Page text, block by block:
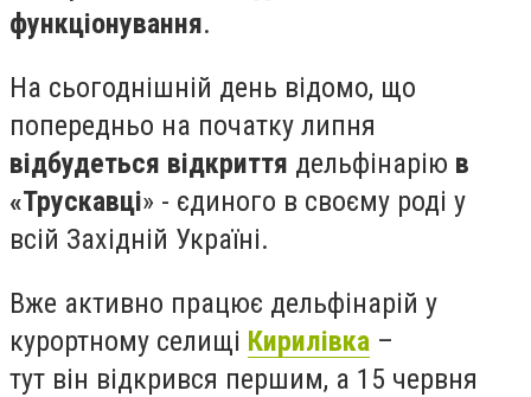
функціонування.
На сьогоднішній день відомо, що
попередньо на початку липня
відбудеться відкриття дельфінарію в
«Трускавці» - єдиного в своєму роді у
всій Західній Україні.
Вже активно працює дельфінарій у
курортному селищі Кирилівка –
тут він відкрився першим, а 15 червня